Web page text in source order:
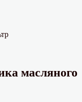
масляного